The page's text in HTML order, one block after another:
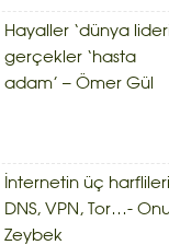
Hayaller ‘dünya
gerçekler ‘hasta
adam’ – Ömer Gül
İnternetin üç
DNS, VPN, Tor…-
Zeybek